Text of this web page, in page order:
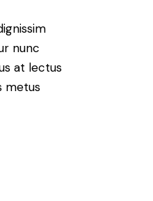
nunc
at lectus
metus